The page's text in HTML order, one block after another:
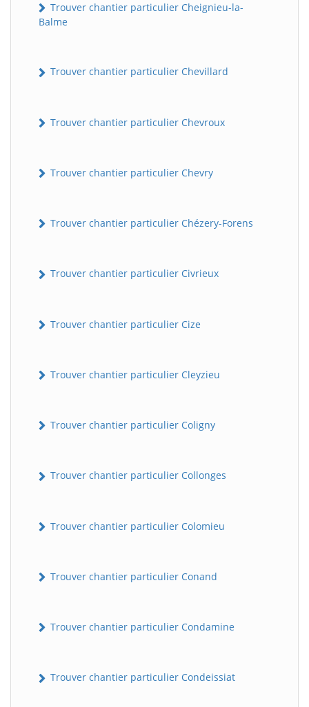
Trouver chantier particulier Cheignieu-la-
Balme
Trouver chantier particulier Chevillard
Trouver chantier particulier Chevroux
Trouver chantier particulier Chevry
Trouver chantier particulier Chézery-Forens
Trouver chantier particulier Civrieux
Trouver chantier particulier Cize
Trouver chantier particulier Cleyzieu
Trouver chantier particulier Coligny
Trouver chantier particulier Collonges
Trouver chantier particulier Colomieu
Trouver chantier particulier Conand
Trouver chantier particulier Condamine
Trouver chantier particulier Condeissiat
B Assistant en ligne